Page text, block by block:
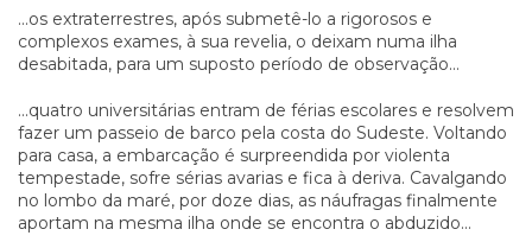
...os extraterrestres, após submetê-lo a rigorosos e
complexos exames, à sua revelia, o deixam numa ilha
desabitada, para um suposto período de observação...
...quatro universitárias entram de férias escolares e resolvem
fazer um passeio de barco pela costa do Sudeste. Voltando
para casa, a embarcação é surpreendida por violenta
tempestade, sofre sérias avarias e fica à deriva. Cavalgando
no lombo da maré, por doze dias, as náufragas finalmente
aportam na mesma ilha onde se encontra o abduzido...